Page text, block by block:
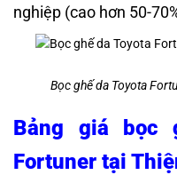
nghiệp (cao hơn 50-
Bọc ghế da Toyota
Bảng giá
Fortuner tại